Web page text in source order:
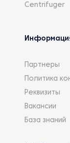
Centrifuger
Партнеры
Политика
Реквизиты
Вакансии
База знаний